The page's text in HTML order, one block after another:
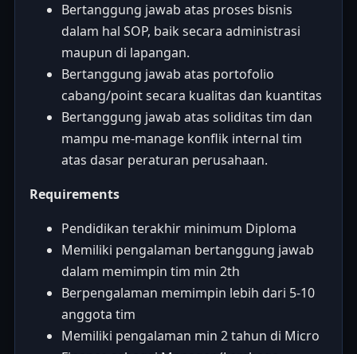
Bertanggung jawab atas proses bisnis
dalam hal SOP, baik secara administrasi
maupun di lapangan.
Bertanggung jawab atas portofolio
cabang/point secara kualitas dan kuantitas
Bertanggung jawab atas soliditas tim dan
mampu me-manage konflik internal tim
atas dasar peraturan perusahaan.
Requirements
Pendidikan terakhir minimum Diploma
Memiliki pengalaman bertanggung jawab
dalam memimpin tim min 2th
Berpengalaman memimpin lebih dari 5-10
anggota tim
Memiliki pengalaman min 2 tahun di Micro